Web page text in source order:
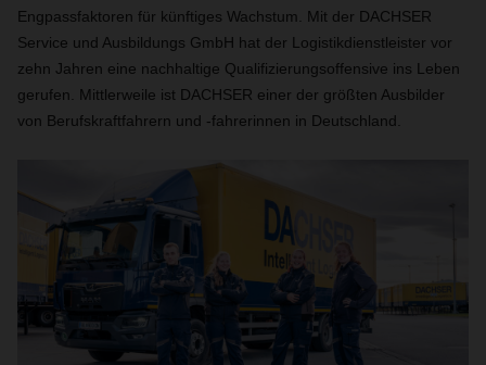
Engpassfaktoren für künftiges Wachstum. Mit der DACHSER
Service und Ausbildungs GmbH hat der Logistikdienstleister vor
zehn Jahren eine nachhaltige Qualifizierungsoffensive ins Leben
gerufen. Mittlerweile ist DACHSER einer der größten Ausbilder
von Berufskraftfahrern und -fahrerinnen in Deutschland.